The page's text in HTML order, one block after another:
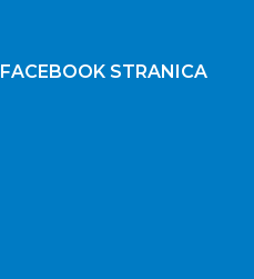
FACEBOOK STRANICA